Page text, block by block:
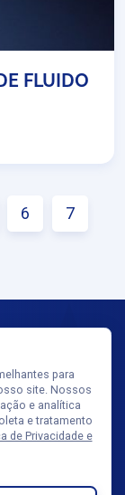
FLUIDO
6 7
para
site. Nossos
e analítica
e tratamento
de Privacidade e